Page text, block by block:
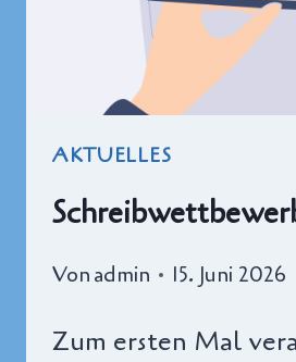
AKTUELLES
Vonadmin 15. Juni 2026
Zum ersten Mal